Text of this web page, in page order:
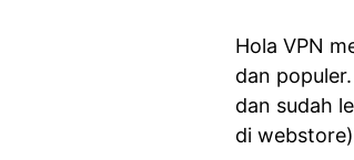
Hola VPN
dan
dan sudah
di